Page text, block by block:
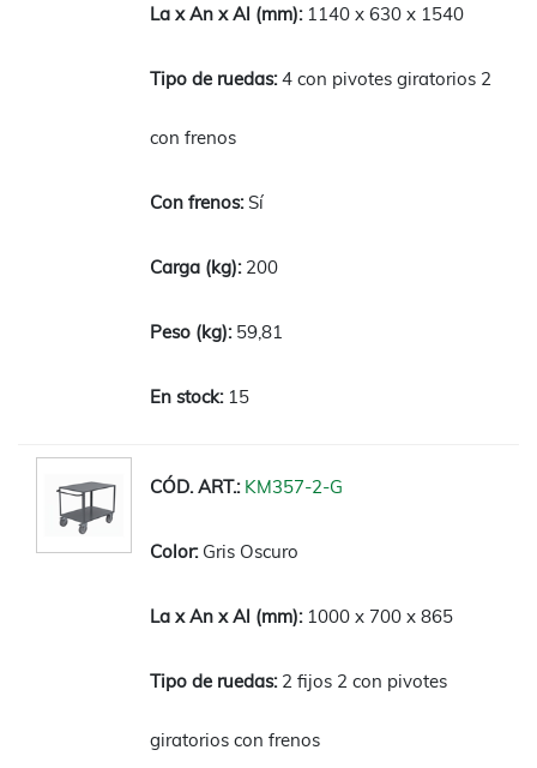
1140 x 630 x 1540
4 con pivotes giratorios 2
con frenos
Sí
200
59,81
15
KM357-2-G
Gris Oscuro
1000 x 700 x 865
2 fijos 2 con pivotes
giratorios con frenos